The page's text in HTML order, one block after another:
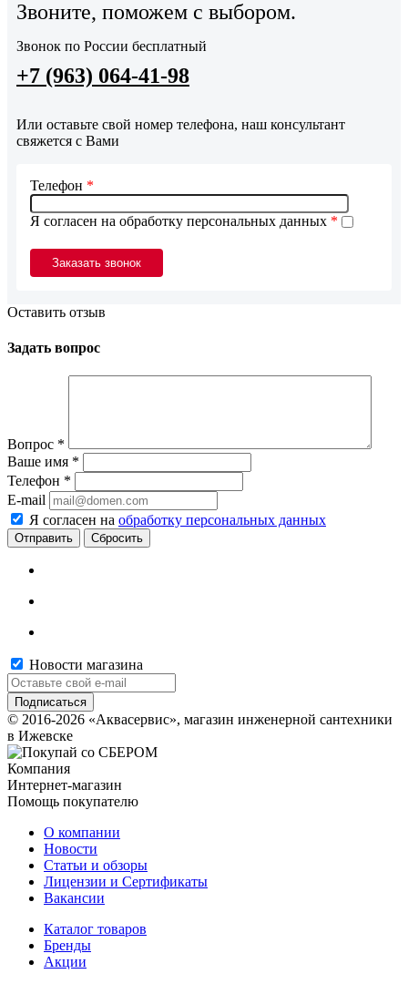
Звоните, поможем с выбором.
Звонок по России бесплатный
+7 (963) 064-41-98
Или оставьте свой номер телефона, наш консультант
свяжется с Вами
Я согласен на обработку персональных данных *
Телефон *
Оставить отзыв
Задать вопрос
Вопрос *
Ваше имя *
Телефон *
E-mail
Я согласен на обработку персональных данных
Сбросить
Новости магазина
© 2016-2026 «Аквасервис», магазин инженерной сантехники
в Ижевске
Компания
Интернет-магазин
Помощь покупателю
О компании
Новости
Статьи и обзоры
Лицензии и Сертификаты
Вакансии
Каталог товаров
Бренды
Акции